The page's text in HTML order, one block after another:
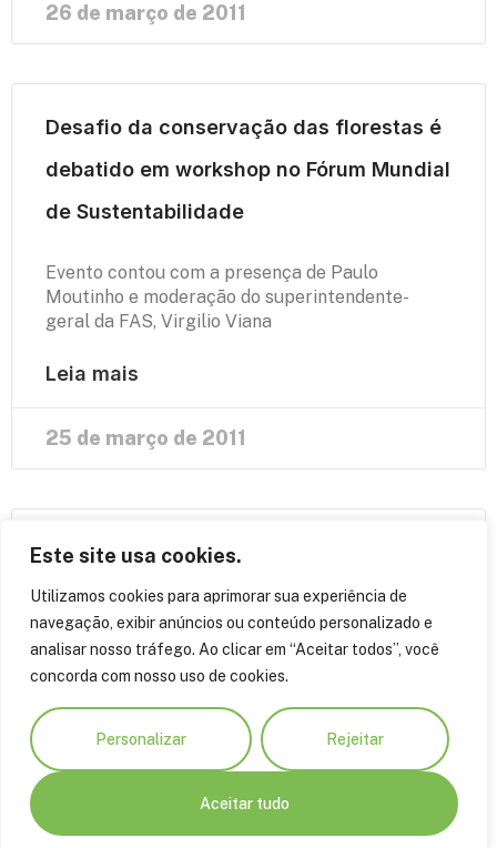
Este site usa cookies.
Utilizamos cookies para aprimorar sua experiência de
navegação, exibir anúncios ou conteúdo personalizado e
analisar nosso tráfego. Ao clicar em “Aceitar todos”, você
concorda com nosso uso de cookies.
Personalizar Rejeitar
Aceitar tudo
26 de março de 2011
Desafio da conservação das florestas é
debatido em workshop no Fórum Mundial
de Sustentabilidade
Evento contou com a presença de Paulo
Moutinho e moderação do superintendente-
geral da FAS, Virgilio Viana
Leia mais
25 de março de 2011
Fundação Amzonas Sustentável debate
a importância da conservação das
Florestas no 2º Fórum Mundial de
Sustentabilidade
Realizado pela Seminars e promovido pelo LIDE –
Grupo de LÃ­deres Empresariais -, evento terÃ¡
como tema principal â??Sustentabilidade EconÃ
´mica, Ambiental e Social da AmazÃ´nia e do
Planetaâ?